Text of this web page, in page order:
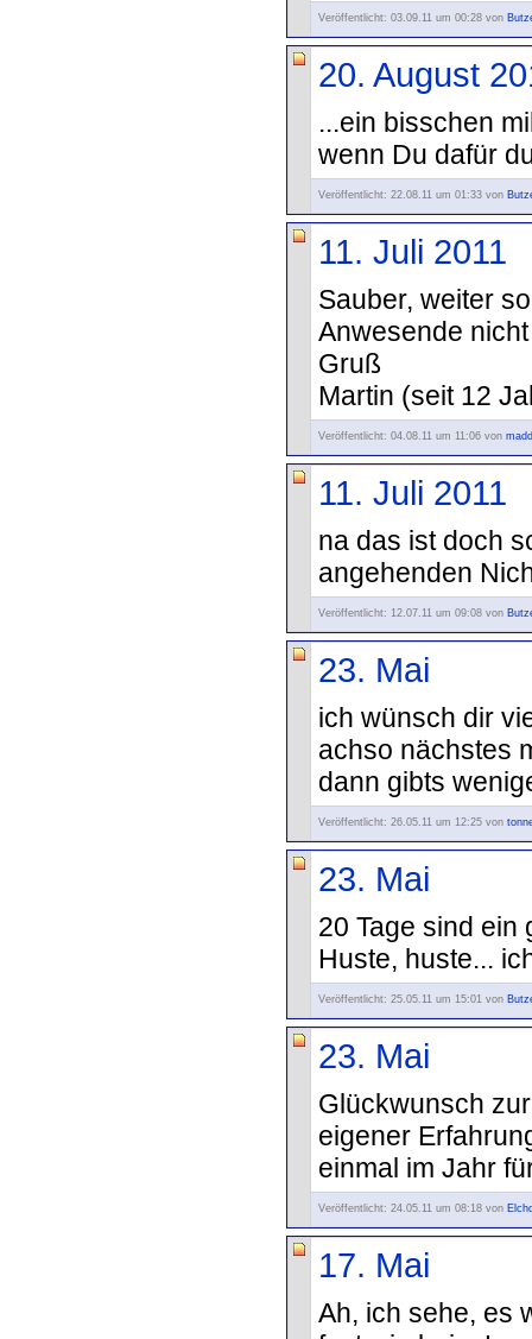
Veröffentlicht: 03.09.11 um 00:28 von
20. August
...ein bisschen
wenn Du dafür
Veröffentlicht: 22.08.11 um 01:33 von
11. Juli 2011
Sauber, weiter
Anwesende
Gruß
Martin (seit 12
Veröffentlicht: 04.08.11 um 11:06 von
11. Juli 2011
na das ist doch
angehenden
Veröffentlicht: 12.07.11 um 09:08 von
23. Mai
ich wünsch dir
achso nächstes
dann gibts
Veröffentlicht: 26.05.11 um 12:25 von
23. Mai
20 Tage sind ein
Huste, huste...
Veröffentlicht: 25.05.11 um 15:01 von
23. Mai
Glückwunsch
eigener
einmal im Jahr
Veröffentlicht: 24.05.11 um 08:18 von
17. Mai
Ah, ich sehe, es